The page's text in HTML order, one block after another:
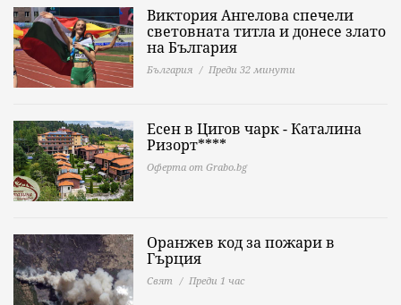
Виктория Ангелова спечели
световната титла и донесе злато
на България
България Преди 32 минути
Есен в Цигов чарк - Каталина
Ризорт****
Оферта от Grabo.bg
Оранжев код за пожари в
Гърция
Свят Преди 1 час